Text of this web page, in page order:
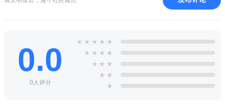
2、在浏览网页的过程中，您可以开启多个浏览窗口，这样就
0.0
0人评分
★ ★ ★ ★ ★
★ ★ ★ ★
★ ★ ★
★ ★
★